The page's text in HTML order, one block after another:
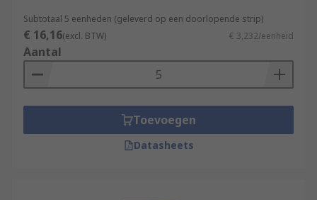
Subtotaal 5 eenheden (geleverd op een doorlopende strip)
€ 16,16(excl. BTW) € 3,232/eenheid
Aantal
Toevoegen
Datasheets